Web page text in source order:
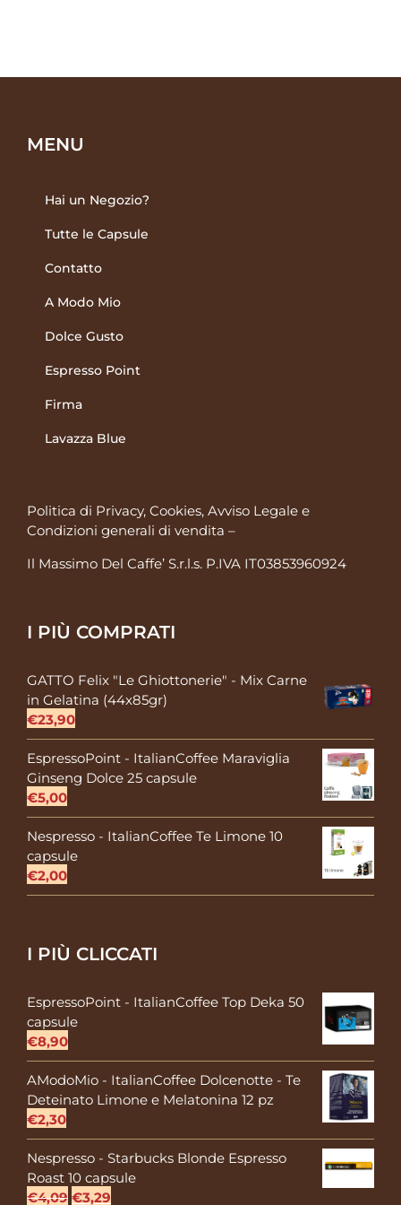
MENU
Hai un Negozio?
Tutte le Capsule
Contatto
A Modo Mio
Dolce Gusto
Espresso Point
Firma
Lavazza Blue
Politica di Privacy, Cookies, Avviso Legale e
Condizioni generali di vendita –
Il Massimo Del Caffe’ S.r.l.s. P.IVA IT03853960924
I PIÙ COMPRATI
GATTO Felix "Le Ghiottonerie" - Mix Carne
in Gelatina (44x85gr)
€23,90
EspressoPoint - ItalianCoffee Maraviglia
Ginseng Dolce 25 capsule
€5,00
Nespresso - ItalianCoffee Te Limone 10
capsule
€2,00
I PIÙ CLICCATI
EspressoPoint - ItalianCoffee Top Deka 50
capsule
€8,90
AModoMio - ItalianCoffee Dolcenotte - Te
Deteinato Limone e Melatonina 12 pz
€2,30
Nespresso - Starbucks Blonde Espresso
Roast 10 capsule
€4,09 Il
€3,29